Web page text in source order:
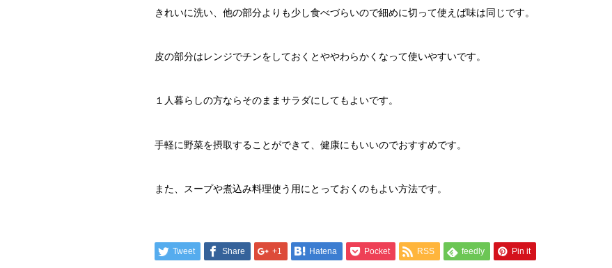
きれいに洗い、他の部分よりも少し食べづらいので細めに切って使えば味は同じです。
皮の部分はレンジでチンをしておくとややわらかくなって使いやすいです。
１人暮らしの方ならそのままサラダにしてもよいです。
手軽に野菜を摂取することができて、健康にもいいのでおすすめです。
また、スープや煮込み料理使う用にとっておくのもよい方法です。
Tweet Share +1 Hatena Pocket RSS feedly Pin it